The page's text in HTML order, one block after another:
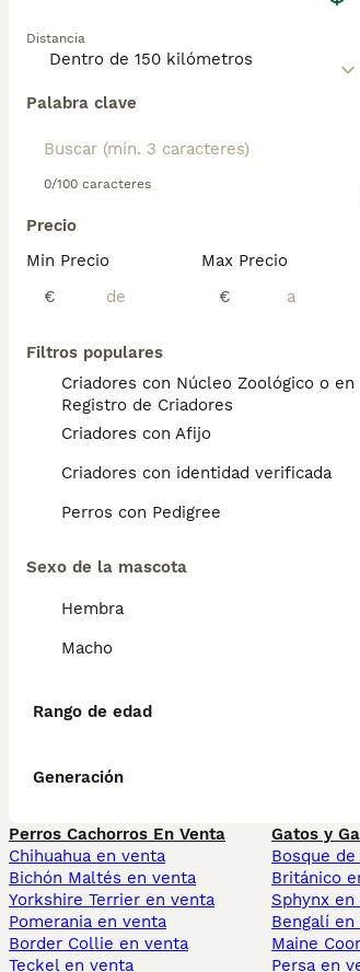
Distancia
Palabra clave
0/100 caracteres
Precio
Min Precio
€
Max Precio
€
Filtros populares
Criadores con Núcleo Zoológico o en
Registro de Criadores
Criadores con Afijo
Criadores con identidad verificada
Perros con Pedigree
Sexo de la mascota
Hembra
Macho
Rango de edad
Generación
Perros Cachorros En Venta
Chihuahua en venta
Bichón Maltés en venta
Yorkshire Terrier en venta
Pomerania en venta
Border Collie en venta
Teckel en venta
Gatos y
Bosque
Británico
Sphynx en
Bengalí en
Maine
Persa en